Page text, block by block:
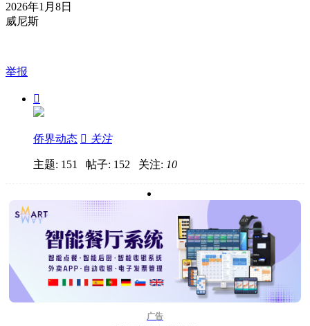
2026年1月8日
威尼斯
举报

侨界动态  关注
主题: 151 帖子: 152 关注: 10
广告